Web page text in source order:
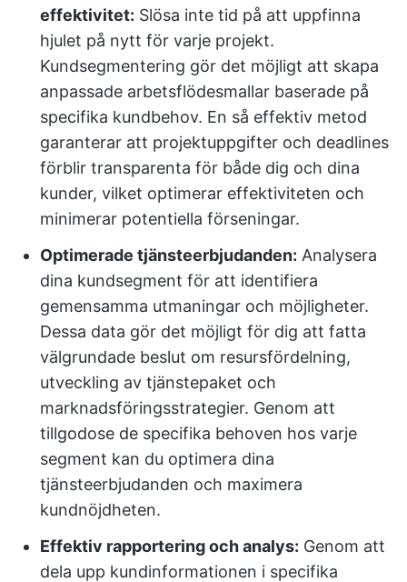
effektivitet: Slösa inte tid på att uppfinna
hjulet på nytt för varje projekt.
Kundsegmentering gör det möjligt att skapa
anpassade arbetsflödesmallar baserade på
specifika kundbehov. En så effektiv metod
garanterar att projektuppgifter och deadlines
förblir transparenta för både dig och dina
kunder, vilket optimerar effektiviteten och
minimerar potentiella förseningar.
Optimerade tjänsteerbjudanden: Analysera
dina kundsegment för att identifiera
gemensamma utmaningar och möjligheter.
Dessa data gör det möjligt för dig att fatta
välgrundade beslut om resursfördelning,
utveckling av tjänstepaket och
marknadsföringsstrategier. Genom att
tillgodose de specifika behoven hos varje
segment kan du optimera dina
tjänsteerbjudanden och maximera
kundnöjdheten.
Effektiv rapportering och analys: Genom att
dela upp kundinformationen i specifika